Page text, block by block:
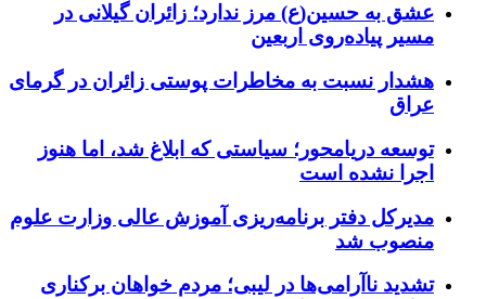
عشق به حسین(ع) مرز ندارد؛ زائران گیلانی در
مسیر پیاده‌روی اربعین
هشدار نسبت به مخاطرات پوستی زائران در گرمای
عراق
توسعه دریامحور؛ سیاستی که ابلاغ شد، اما هنوز
اجرا نشده است
مدیرکل دفتر برنامه‌ریزی آموزش عالی وزارت علوم
منصوب شد
تشدید ناآرامی‌ها در لیبی؛ مردم خواهان برکناری